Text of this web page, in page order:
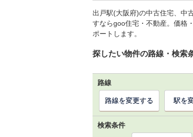
出戸駅(大阪府)の中古住宅、中
すならgoo住宅・不動産。価格
ポートします。
探したい物件の路線・検索
路線
路線を変更する 駅を
検索条件